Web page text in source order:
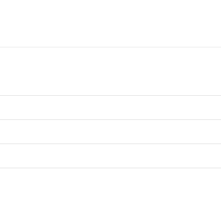
spoedig mogelijk, bij goedkeuring van de retour stort
van retour
waarmee de bestelling is gedaan